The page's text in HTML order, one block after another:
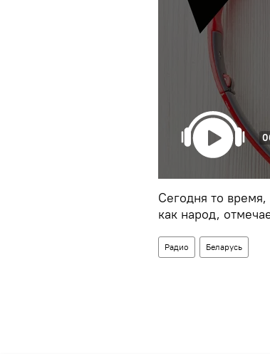
Сегодня то
как народ,
Радио Беларусь